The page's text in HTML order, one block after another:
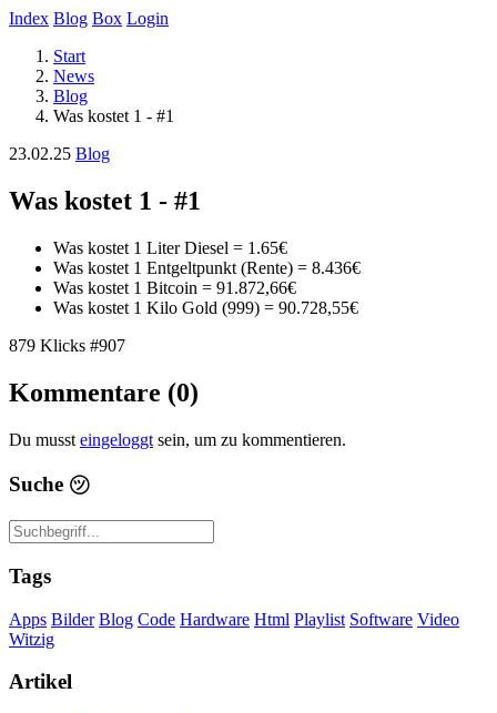
Index Blog Box Login
Start
News
Blog
Was kostet 1 - #1
23.02.25 Blog
Was kostet 1 - #1
Was kostet 1 Liter Diesel = 1.65€
Was kostet 1 Entgeltpunkt (Rente) = 8.436€
Was kostet 1 Bitcoin = 91.872,66€
Was kostet 1 Kilo Gold (999) = 90.728,55€
879 Klicks #907
Kommentare (0)
Du musst eingeloggt sein, um zu kommentieren.
Suche ㋡
Tags
Apps Bilder Blog Code Hardware Html Playlist Software Video
Witzig
Artikel